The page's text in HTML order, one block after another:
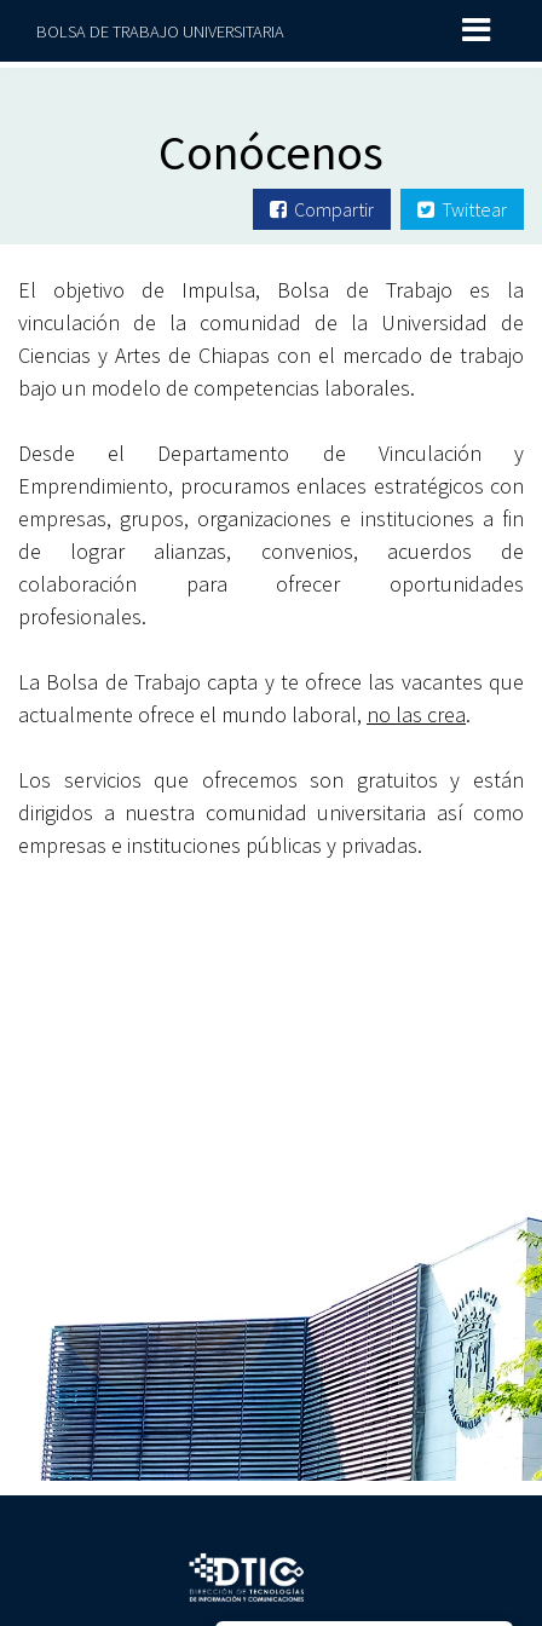
BOLSA DE TRABAJO UNIVERSITARIA
Conócenos
Compartir Twittear
El objetivo de Impulsa, Bolsa de Trabajo es la
vinculación de la comunidad de la Universidad de
Ciencias y Artes de Chiapas con el mercado de trabajo
bajo un modelo de competencias laborales.
Desde el Departamento de Vinculación y
Emprendimiento, procuramos enlaces estratégicos con
empresas, grupos, organizaciones e instituciones a fin
de lograr alianzas, convenios, acuerdos de
colaboración para ofrecer oportunidades
profesionales.
La Bolsa de Trabajo capta y te ofrece las vacantes que
actualmente ofrece el mundo laboral, no las crea.
Los servicios que ofrecemos son gratuitos y están
dirigidos a nuestra comunidad universitaria así como
empresas e instituciones públicas y privadas.